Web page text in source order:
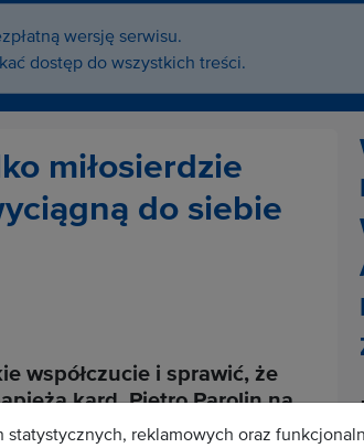
wersję serwisu.
dostęp do wszystkich treści.
miłosierdzie
do siebie
współczucie i sprawić, że
kard. Pietro Parolin na
Lodi. 6 lipca przeniosły się
reklamowych oraz